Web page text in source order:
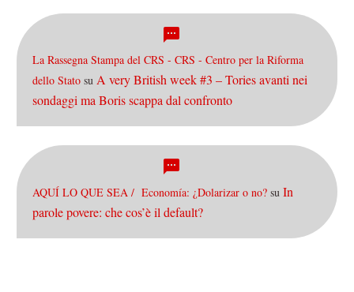
La Rassegna Stampa del CRS - CRS - Centro per la Riforma
dello Stato su A very British week #3 – Tories avanti nei
sondaggi ma Boris scappa dal confronto
AQUÍ LO QUE SEA / Economía: ¿Dolarizar o no? su In
parole povere: che cos’è il default?